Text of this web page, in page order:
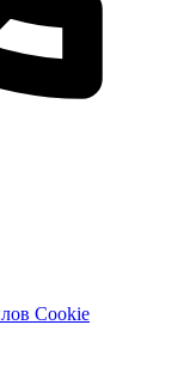
Cookie